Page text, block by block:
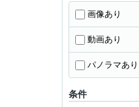
画像あり
動画あり
パノラマあり
条件